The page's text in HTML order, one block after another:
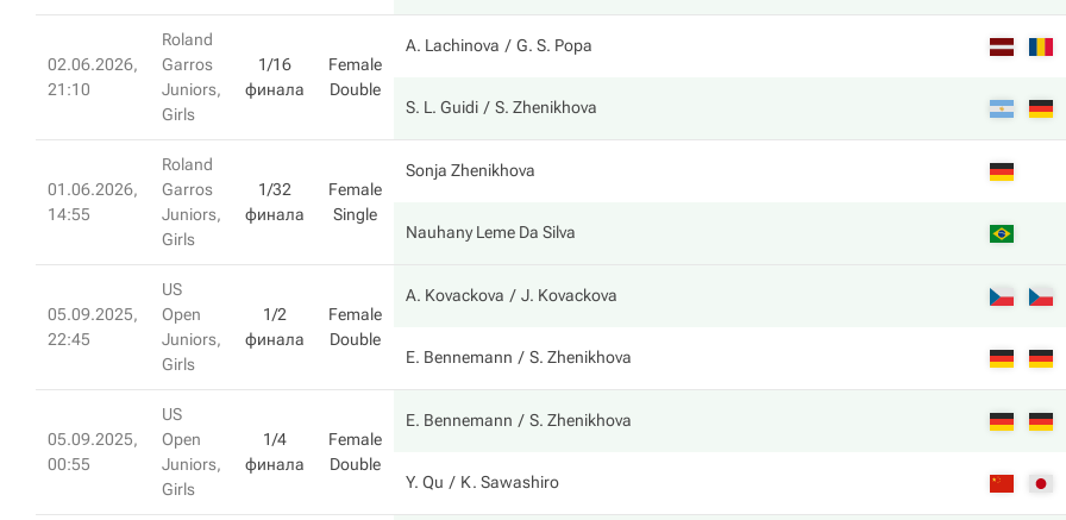
02.06.2026,
21:10
Roland
Garros
Juniors,
Girls
1/16
финала
Female
Double
A. Lachinova G. S. Popa
S. L. Guidi S. Zhenikhova
01.06.2026,
14:55
Roland
Garros
Juniors,
Girls
1/32
финала
Female
Single
Sonja Zhenikhova
Nauhany Leme Da Silva
05.09.2025,
22:45
US
Open
Juniors,
Girls
1/2
финала
Female
Double
A. Kovackova J. Kovackova
E. Bennemann S. Zhenikhova
05.09.2025,
00:55
US
Open
Juniors,
Girls
1/4
финала
Female
Double
E. Bennemann S. Zhenikhova
Y. Qu K. Sawashiro